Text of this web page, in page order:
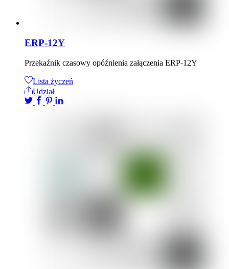
ERP-12Y
Przekaźnik czasowy opóźnienia załączenia ERP-12Y
Lista życzeń
Udział